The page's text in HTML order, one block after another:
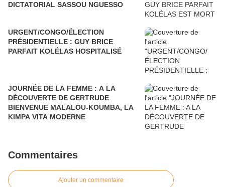
DICTATORIAL SASSOU NGUESSO
URGENT/CONGO/ÉLECTION
PRÉSIDENTIELLE : GUY BRICE
PARFAIT KOLÉLAS HOSPITALISÉ
JOURNÉE DE LA FEMME : A LA
DÉCOUVERTE DE GERTRUDE
BIENVENUE MALALOU-KOUMBA, LA
KIMPA VITA MODERNE
Commentaires
Ajouter un commentaire